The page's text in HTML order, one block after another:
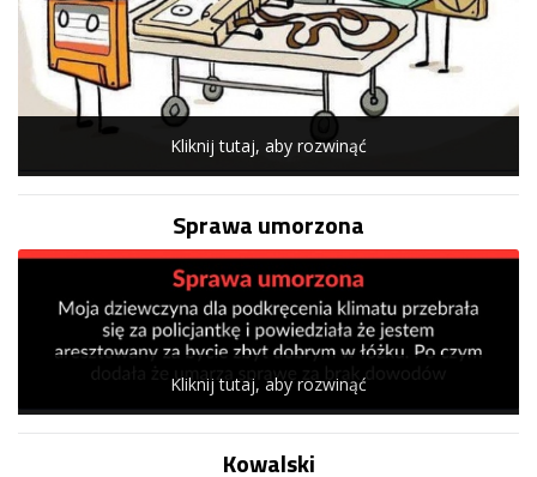
Kliknij tutaj, aby rozwinąć
Sprawa umorzona
Kliknij tutaj, aby rozwinąć
Kowalski